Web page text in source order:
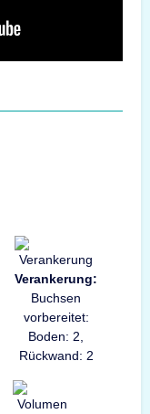
Verankerung:
Buchsen
vorbereitet:
Boden: 2,
Rückwand: 2